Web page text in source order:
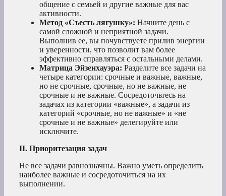
общение с семьей и другие важные для вас
активности.
Метод «Съесть лягушку»: Начните день с
самой сложной и неприятной задачи.
Выполнив ее, вы почувствуете прилив энергии
и уверенности, что позволит вам более
эффективно справляться с остальными делами.
Матрица Эйзенхауэра: Разделите все задачи на
четыре категории: срочные и важные, важные,
но не срочные, срочные, но не важные, не
срочные и не важные. Сосредоточьтесь на
задачах из категории «важные», а задачи из
категорий «срочные, но не важные» и «не
срочные и не важные» делегируйте или
исключите.
II. Приоритезация задач
Не все задачи равнозначны. Важно уметь определить
наиболее важные и сосредоточиться на их
выполнении.